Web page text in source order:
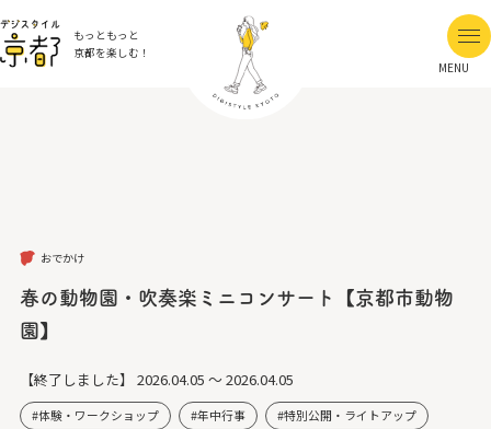
もっともっと
京都を楽しむ！
MENU
おでかけ
春の動物園・吹奏楽ミニコンサート【京都市動物
園】
【終了しました】 2026.04.05 ～ 2026.04.05
体験・ワークショップ 年中行事 特別公開・ライトアップ